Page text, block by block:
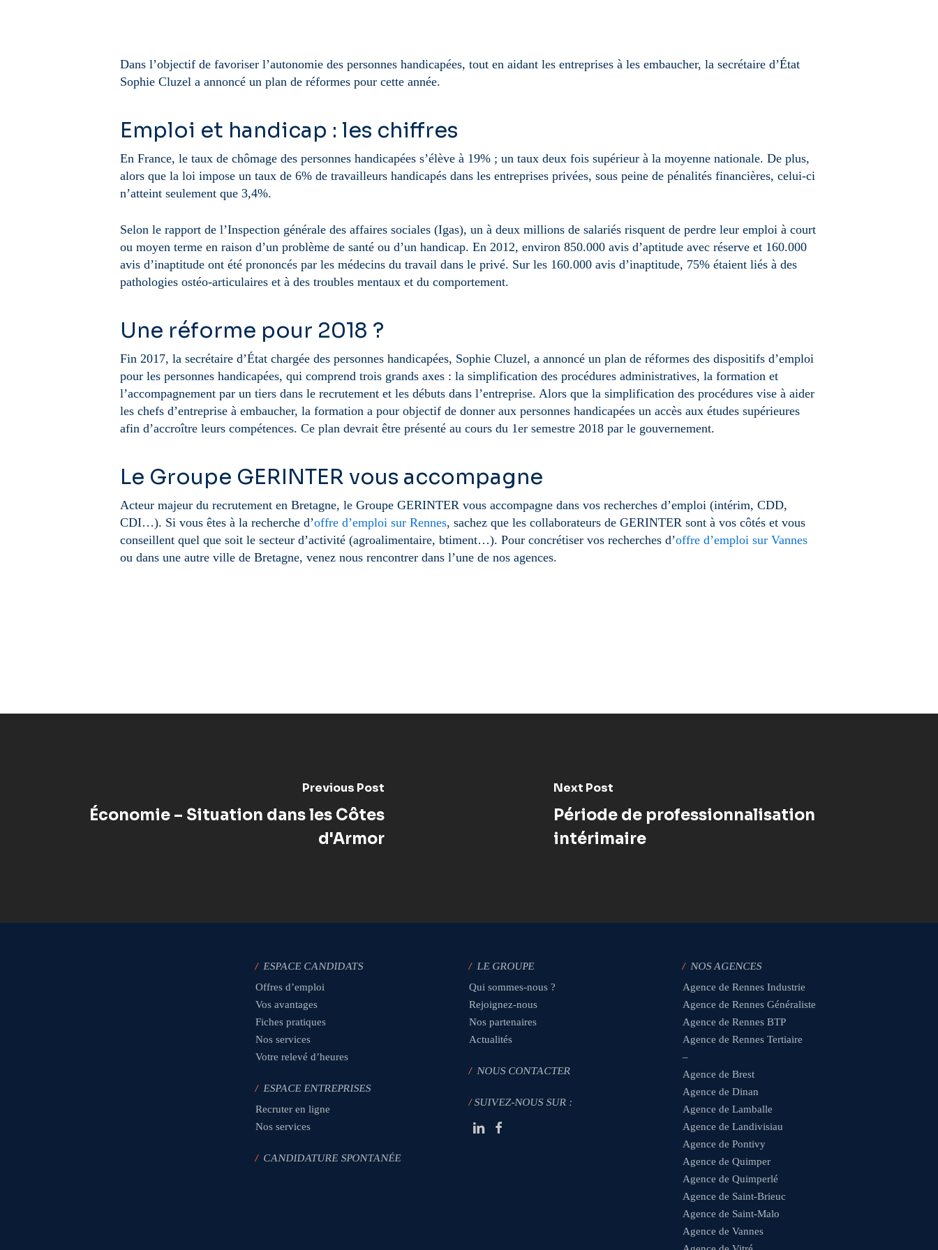
Dans l’objectif de favoriser l’autonomie des personnes handicapées, tout en aidant les entreprises à les embaucher, la secrétaire d’État
Sophie Cluzel a annoncé un plan de réformes pour cette année.
Emploi et handicap : les chiffres
En France, le taux de chômage des personnes handicapées s’élève à 19% ; un taux deux fois supérieur à la moyenne nationale. De plus,
alors que la loi impose un taux de 6% de travailleurs handicapés dans les entreprises privées, sous peine de pénalités financières, celui-ci
n’atteint seulement que 3,4%.
Selon le rapport de l’Inspection générale des affaires sociales (Igas), un à deux millions de salariés risquent de perdre leur emploi à court
ou moyen terme en raison d’un problème de santé ou d’un handicap. En 2012, environ 850.000 avis d’aptitude avec réserve et 160.000
avis d’inaptitude ont été prononcés par les médecins du travail dans le privé. Sur les 160.000 avis d’inaptitude, 75% étaient liés à des
pathologies ostéo-articulaires et à des troubles mentaux et du comportement.
Une réforme pour 2018 ?
Fin 2017, la secrétaire d’État chargée des personnes handicapées, Sophie Cluzel, a annoncé un plan de réformes des dispositifs d’emploi
pour les personnes handicapées, qui comprend trois grands axes : la simplification des procédures administratives, la formation et
l’accompagnement par un tiers dans le recrutement et les débuts dans l’entreprise. Alors que la simplification des procédures vise à aider
les chefs d’entreprise à embaucher, la formation a pour objectif de donner aux personnes handicapées un accès aux études supérieures
afin d’accroître leurs compétences. Ce plan devrait être présenté au cours du 1er semestre 2018 par le gouvernement.
Le Groupe GERINTER vous accompagne
Acteur majeur du recrutement en Bretagne, le Groupe GERINTER vous accompagne dans vos recherches d’emploi (intérim, CDD,
CDI…). Si vous êtes à la recherche d’offre d’emploi sur Rennes, sachez que les collaborateurs de GERINTER sont à vos côtés et vous
conseillent quel que soit le secteur d’activité (agroalimentaire, btiment…). Pour concrétiser vos recherches d’offre d’emploi sur Vannes
ou dans une autre ville de Bretagne, venez nous rencontrer dans l’une de nos agences.
Previous Post
Économie – Situation dans les Côtes
d'Armor
Next Post
Période de professionnalisation
intérimaire
/ ESPACE CANDIDATS
Offres d’emploi
Vos avantages
Fiches pratiques
Nos services
Votre relevé d’heures
/ ESPACE ENTREPRISES
Recruter en ligne
Nos services
/ CANDIDATURE SPONTANÉE
/ LE GROUPE
Qui sommes-nous ?
Rejoignez-nous
Nos partenaires
Actualités
/NOUS CONTACTER
/SUIVEZ-NOUS SUR :
/ NOS AGENCES
Agence de Rennes Industrie
Agence de Rennes Généraliste
Agence de Rennes BTP
Agence de Rennes Tertiaire
–
Agence de Brest
Agence de Dinan
Agence de Lamballe
Agence de Landivisiau
Agence de Pontivy
Agence de Quimper
Agence de Quimperlé
Agence de Saint-Brieuc
Agence de Saint-Malo
Agence de Vannes